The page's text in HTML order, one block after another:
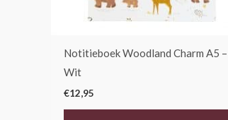
Notitieboek Woodland Charm A5 –
Wit
€12,95